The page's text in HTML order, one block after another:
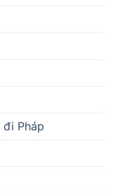
Pháp